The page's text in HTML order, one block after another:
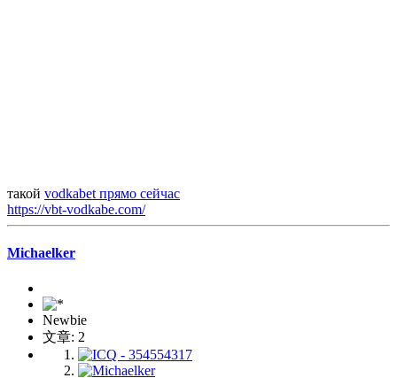
такой vodkabet прямо сейчас
https://vbt-vodkabe.com/
Michaelker
Newbie
文章: 2